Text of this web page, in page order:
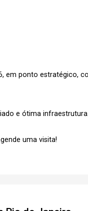
em ponto estratégico,
e ótima infraestrutura.
uma visita!